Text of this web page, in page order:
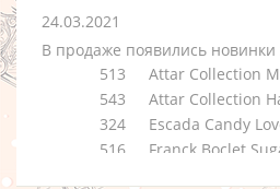
24.03.2021
В продаже появились новинки
513
Attar Collection
543
Attar Collection
324
Escada Candy
516
Franck Boclet